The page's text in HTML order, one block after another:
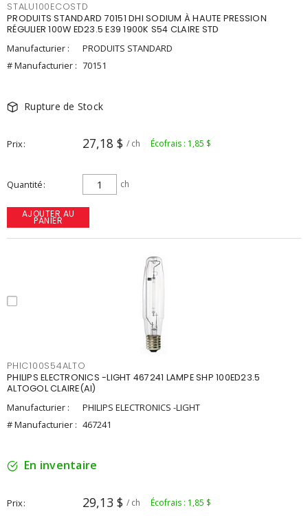
STALU100ECOSTD
PRODUITS STANDARD 70151 DHI SODIUM À HAUTE PRESSION
RÉGULIER 100W ED23.5 E39 1900K S54 CLAIRE STD
Manufacturier :
PRODUITS STANDARD
# Manufacturier : 70151
Rupture de Stock
Prix 27,18 $ / ch Écofrais : 1,85 $
Quantité ch
AJOUTER AU
PANIER
PHIC100S54ALTO
PHILIPS ELECTRONICS -LIGHT 467241 LAMPE SHP 100ED23.5
ALTOGOL CLAIRE(AI)
Manufacturier :
PHILIPS ELECTRONICS -LIGHT
# Manufacturier : 467241
En inventaire
Prix 29,13 $ / ch Écofrais : 1,85 $